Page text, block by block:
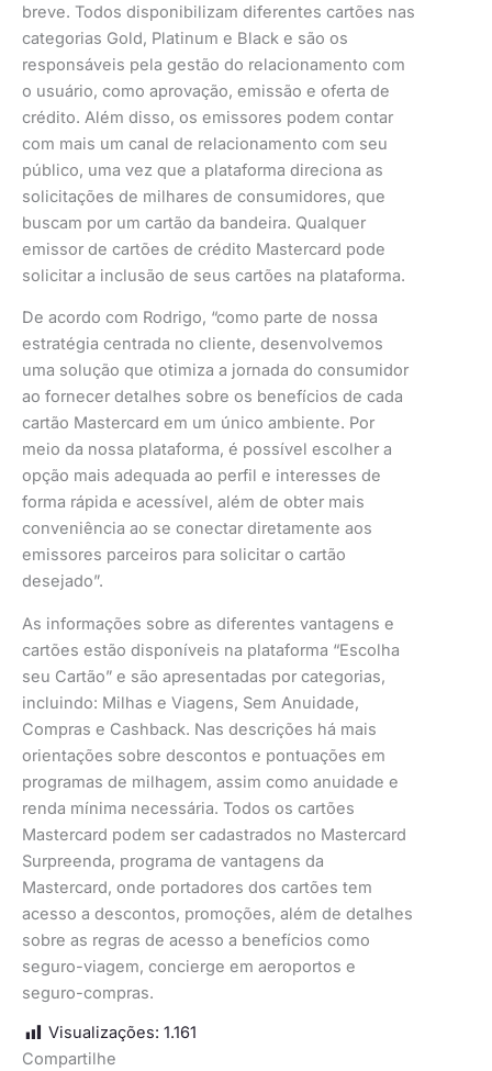
breve. Todos disponibilizam diferentes cartões nas
categorias Gold, Platinum e Black e são os
responsáveis pela gestão do relacionamento com
o usuário, como aprovação, emissão e oferta de
crédito. Além disso, os emissores podem contar
com mais um canal de relacionamento com seu
público, uma vez que a plataforma direciona as
solicitações de milhares de consumidores, que
buscam por um cartão da bandeira. Qualquer
emissor de cartões de crédito Mastercard pode
solicitar a inclusão de seus cartões na plataforma.
De acordo com Rodrigo, “como parte de nossa
estratégia centrada no cliente, desenvolvemos
uma solução que otimiza a jornada do consumidor
ao fornecer detalhes sobre os benefícios de cada
cartão Mastercard em um único ambiente. Por
meio da nossa plataforma, é possível escolher a
opção mais adequada ao perfil e interesses de
forma rápida e acessível, além de obter mais
conveniência ao se conectar diretamente aos
emissores parceiros para solicitar o cartão
desejado”.
As informações sobre as diferentes vantagens e
cartões estão disponíveis na plataforma “Escolha
seu Cartão” e são apresentadas por categorias,
incluindo: Milhas e Viagens, Sem Anuidade,
Compras e Cashback. Nas descrições há mais
orientações sobre descontos e pontuações em
programas de milhagem, assim como anuidade e
renda mínima necessária. Todos os cartões
Mastercard podem ser cadastrados no Mastercard
Surpreenda, programa de vantagens da
Mastercard, onde portadores dos cartões tem
acesso a descontos, promoções, além de detalhes
sobre as regras de acesso a benefícios como
seguro-viagem, concierge em aeroportos e
seguro-compras.
Visualizações: 1.161
Compartilhe